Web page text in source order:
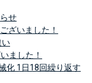
せ
ざいました！
い
ました！
化 1日18回繰り返す